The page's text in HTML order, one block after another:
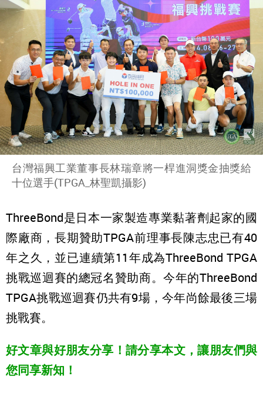
台灣福興工業董事長林瑞章將一桿進洞獎金抽獎給
十位選手(TPGA_林聖凱攝影)
ThreeBond是日本一家製造專業黏著劑起家的國
際廠商，長期贊助TPGA前理事長陳志忠已有40
年之久，並已連續第11年成為ThreeBond TPGA
挑戰巡迴賽的總冠名贊助商。今年的ThreeBond
TPGA挑戰巡迴賽仍共有9場，今年尚餘最後三場
挑戰賽。
好文章與好朋友分享！請分享本文，讓朋友們與
您同享新知！